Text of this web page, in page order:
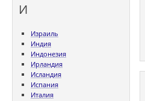
И
Израиль
Индия
Индонезия
Ирландия
Исландия
Испания
Италия